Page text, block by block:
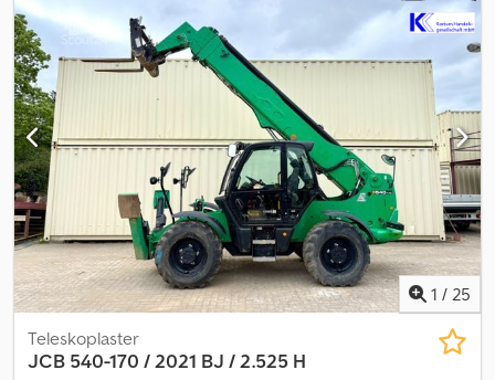
1 / 25
Teleskoplaster
JCB 540-170 / 2021 BJ / 2.525 H